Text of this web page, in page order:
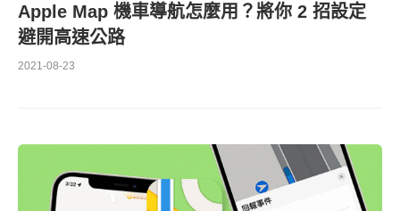
Apple Map 機車導航怎麼用？將你 2 招設定
避開高速公路
2021-08-23